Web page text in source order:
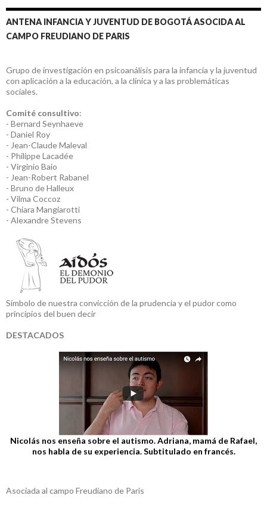
ANTENA INFANCIA Y JUVENTUD DE BOGOTÁ ASOCIDA AL
CAMPO FREUDIANO DE PARIS
Grupo de investigación en psicoanálisis para la infancia y la juventud
con aplicación a la educación, a la clínica y a las problemáticas
sociales.
Comité consultivo:
- Bernard Seynhaeve
- Daniel Roy
- Jean-Claude Maleval
- Philippe Lacadée
- Virginio Baio
- Jean-Robert Rabanel
- Bruno de Halleux
- Vilma Coccoz
- Chiara Mangiarotti
- Alexandre Stevens
Símbolo de nuestra convicción de la prudencia y el pudor como
principios del buen decir
DESTACADOS
Nicolás nos enseña sobre el autismo. Adriana, mamá de Rafael,
nos habla de su experiencia. Subtitulado en francés.
Asociada al campo Freudiano de Paris